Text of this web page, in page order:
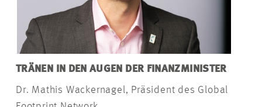
TRÄNEN IN DEN AUGEN DER FINANZMINISTER
Dr. Mathis Wackernagel, Präsident des Global